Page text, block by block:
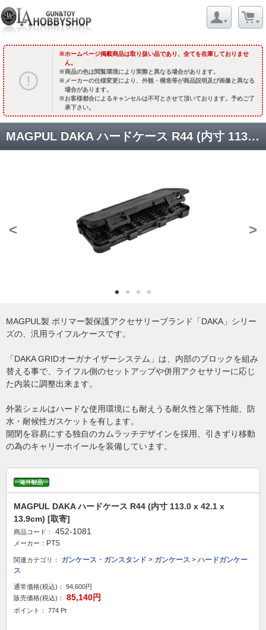
ホームページ掲載商品は取り扱い品であり、全てを在庫しておりませ
ん。
商品の色は閲覧環境により実際と異なる場合があります。
メーカーの仕様変更により、外観・構造等が商品説明及び画像と異なる
場合があります。
お客様都合によるキャンセルは不可とさせて頂いております。予めご了
承下さい。
MAGPUL DAKA ハードケース R44 (内寸 113.0 x 42.1 x 13.9cm) [取寄]
< >
MAGPUL製 ポリマー製保護アクセサリーブランド「DAKA」シリー
ズの、汎用ライフルケースです。
「DAKA GRIDオーガナイザーシステム」は、内部のブロックを組み
替える事で、ライフル側のセットアップや併用アクセサリーに応じ
た内装に調整出来ます。
外装シェルはハードな使用環境にも耐えうる耐久性と落下性能、防
水・耐候性ガスケットを有します。
開閉を容易にする独自のカムラッチデザインを採用、引きずり移動
の為のキャリーホイールを装備しています。
MAGPUL DAKA ハードケース R44 (内寸 113.0 x 42.1 x
13.9cm) [取寄]
商品コード： 452-1081
メーカー： PTS
関連カテゴリ： ガンケース・ガンスタンド > ガンケース > ハードガンケー
ス
通常価格(税込)：
94,600円
販売価格(税込)：
85,140円
ポイント： 774 Pt